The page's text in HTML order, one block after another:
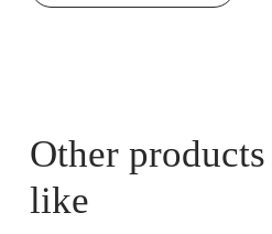
Other
like